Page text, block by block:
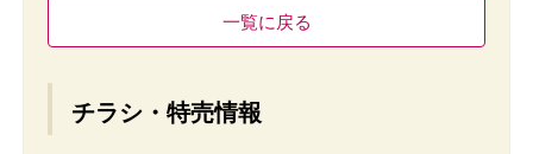
一覧に戻る
チラシ・特売情報